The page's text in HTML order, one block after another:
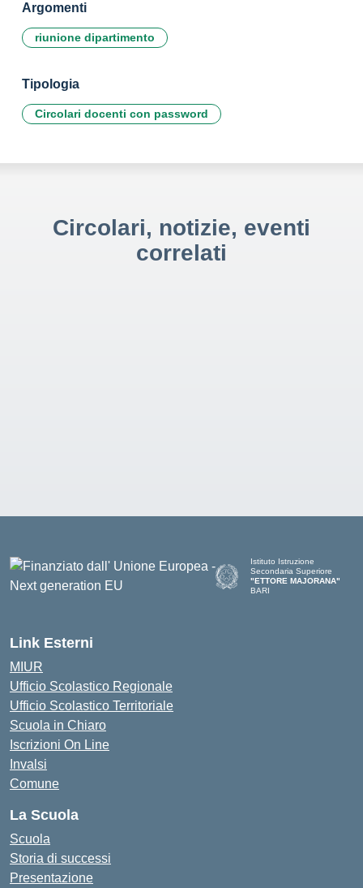
Argomenti
riunione dipartimento
Tipologia
Circolari docenti con password
Circolari, notizie, eventi
correlati
Istituto Istruzione
Secondaria Superiore
"ETTORE MAJORANA"
BARI
Link Esterni
MIUR
Ufficio Scolastico Regionale
Ufficio Scolastico Territoriale
Scuola in Chiaro
Iscrizioni On Line
Invalsi
Comune
La Scuola
Scuola
Storia di successi
Presentazione